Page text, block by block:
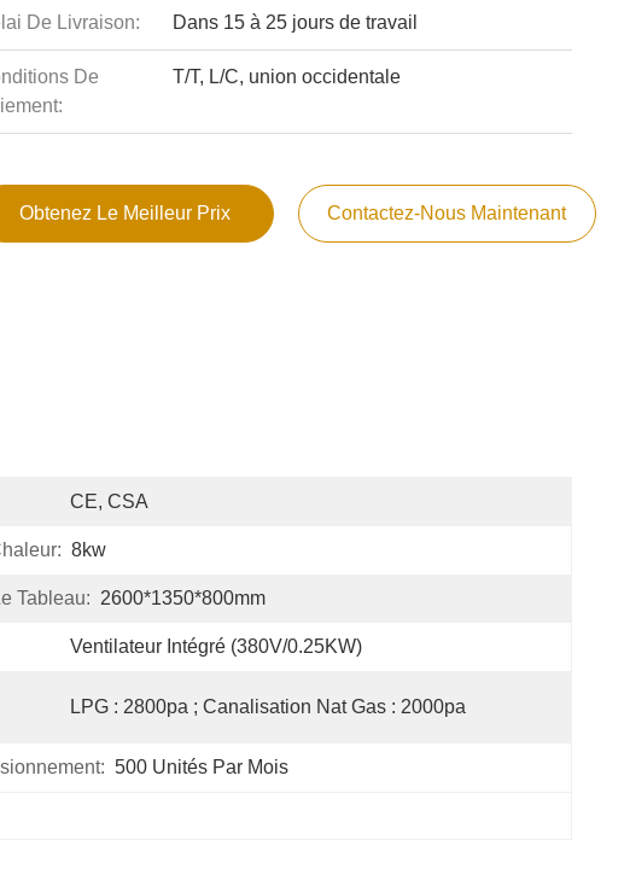
De Livraison: Dans 15 à 25 jours de travail
De
T/T, L/C, union occidentale
Obtenez Le Meilleur Prix Contactez-Nous Maintenant
CE, CSA
8kw
Tableau: 2600*1350*800mm
Ventilateur Intégré (380V/0.25KW)
LPG : 2800pa ; Canalisation Nat Gas : 2000pa
500 Unités Par Mois